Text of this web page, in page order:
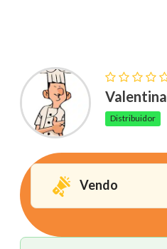
Valentina
Distribuidor
Vendo